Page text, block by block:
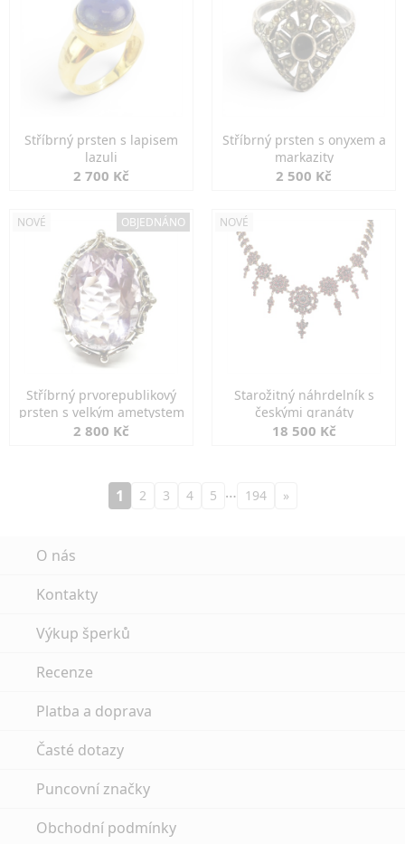
Stříbrný prsten s lapisem
lazuli
2 700 Kč
Stříbrný prsten s onyxem a
markazity
2 500 Kč
NOVÉ OBJEDNÁNO
Stříbrný prvorepublikový
prsten s velkým ametystem
2 800 Kč
NOVÉ
Starožitný náhrdelník s
českými granáty
18 500 Kč
1 2 3 4 5 … 194 »
O nás
Kontakty
Výkup šperků
Recenze
Platba a doprava
Časté dotazy
Puncovní značky
Obchodní podmínky